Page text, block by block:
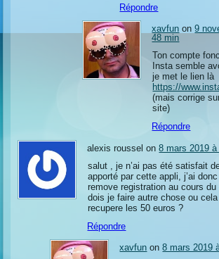
Répondre
xavfun on9
48 min
Ton compte
Insta semble
je met le lien là
https://
(mais corrige
site)
Répondre
alexis roussel on8 mars 2019
salut , je n’ai pas été satisfait
apporté par cette appli, j’ai
remove registration au cours du
dois je faire autre chose ou
recupere les 50 euros ?
Répondre
xavfun on8 mars 2019